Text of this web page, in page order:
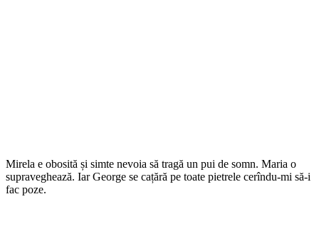
Mirela e obosită și simte nevoia să tragă un pui de somn. Maria o
supraveghează. Iar George se cațără pe toate pietrele cerîndu-mi să-i
fac poze.